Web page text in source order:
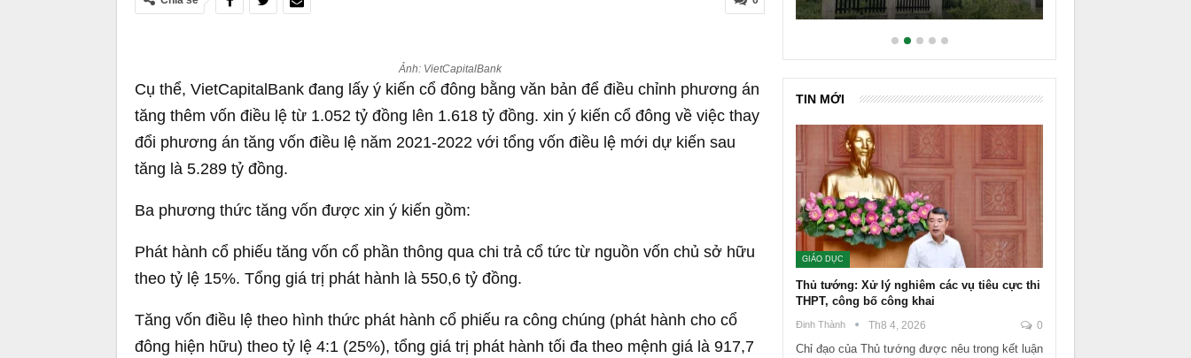
Ảnh: VietCapitalBank
Cụ thể, VietCapitalBank đang lấy ý kiến cổ đông bằng văn bản để điều chỉnh phương án
tăng thêm vốn điều lệ từ 1.052 tỷ đồng lên 1.618 tỷ đồng. xin ý kiến cổ đông về việc thay
đổi phương án tăng vốn điều lệ năm 2021-2022 với tổng vốn điều lệ mới dự kiến sau
tăng là 5.289 tỷ đồng.
Ba phương thức tăng vốn được xin ý kiến gồm:
Phát hành cổ phiếu tăng vốn cổ phần thông qua chi trả cổ tức từ nguồn vốn chủ sở hữu
theo tỷ lệ 15%. Tổng giá trị phát hành là 550,6 tỷ đồng.
Tăng vốn điều lệ theo hình thức phát hành cổ phiếu ra công chúng (phát hành cho cổ
đông hiện hữu) theo tỷ lệ 4:1 (25%), tổng giá trị phát hành tối đa theo mệnh giá là 917,7
TIN MỚI
GIÁO DỤC
Thủ tướng: Xử lý nghiêm các vụ tiêu cực thi
THPT, công bố công khai
Đinh Thành Th8 4, 2026 0
Chỉ đạo của Thủ tướng được nêu trong kết luận